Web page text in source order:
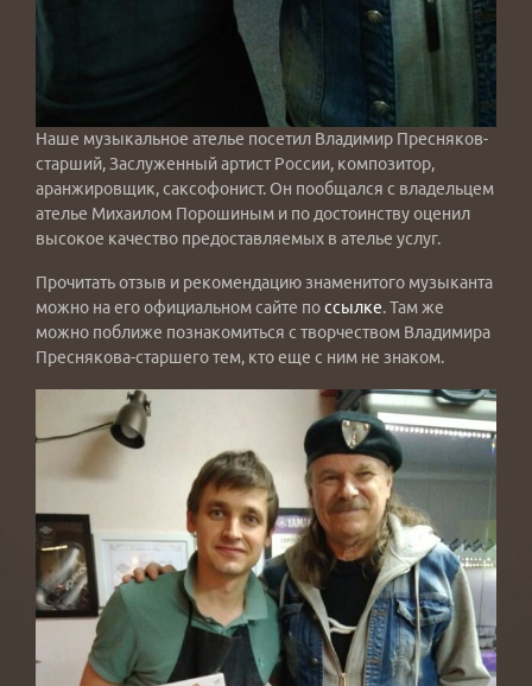
Наше музыкальное ателье посетил Владимир Пресняков-
старший, Заслуженный артист России, композитор,
аранжировщик, саксофонист. Он пообщался с владельцем
ателье Михаилом Порошиным и по достоинству оценил
высокое качество предоставляемых в ателье услуг.
Прочитать отзыв и рекомендацию знаменитого музыканта
можно на его официальном сайте поссылке. Там же
можно поближе познакомиться с творчеством Владимира
Преснякова-старшего тем, кто еще с ним не знаком.